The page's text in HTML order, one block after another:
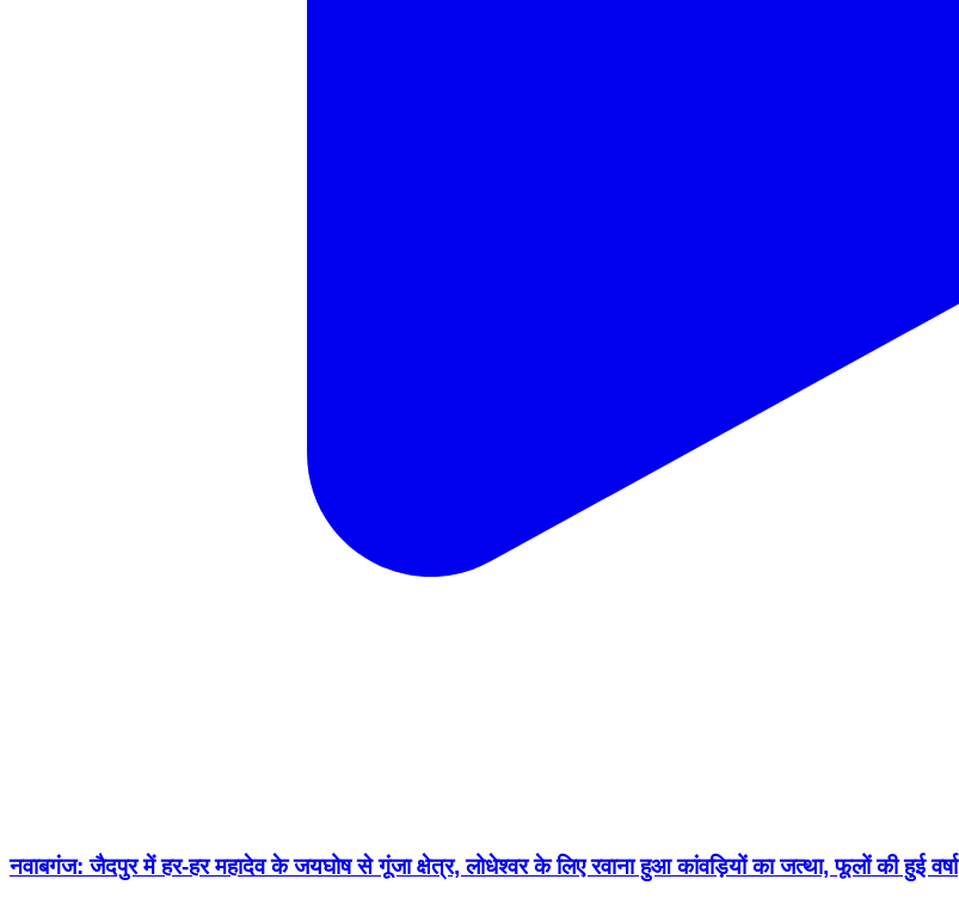
नवाबगंज: जैदपुर में हर-हर महादेव के जयघोष से गूंजा क्षेत्र, लोधेश्वर के लिए रवाना हुआ कांवड़ियों का जत्था, फूलों की हुई वर्षा